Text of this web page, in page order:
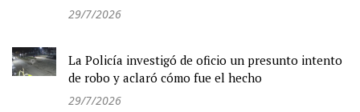
29/7/2026
La Policía investigó de oficio un presunto intento
de robo y aclaró cómo fue el hecho
29/7/2026